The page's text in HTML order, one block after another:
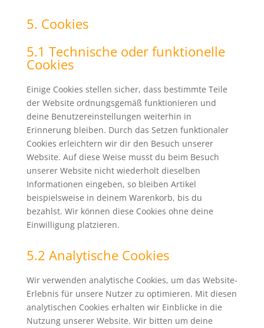
5. Cookies
5.1 Technische oder funktionelle
Cookies
Einige Cookies stellen sicher, dass bestimmte Teile
der Website ordnungsgemäß funktionieren und
deine Benutzereinstellungen weiterhin in
Erinnerung bleiben. Durch das Setzen funktionaler
Cookies erleichtern wir dir den Besuch unserer
Website. Auf diese Weise musst du beim Besuch
unserer Website nicht wiederholt dieselben
Informationen eingeben, so bleiben Artikel
beispielsweise in deinem Warenkorb, bis du
bezahlst. Wir können diese Cookies ohne deine
Einwilligung platzieren.
5.2 Analytische Cookies
Wir verwenden analytische Cookies, um das Website-
Erlebnis für unsere Nutzer zu optimieren. Mit diesen
analytischen Cookies erhalten wir Einblicke in die
Nutzung unserer Website. Wir bitten um deine